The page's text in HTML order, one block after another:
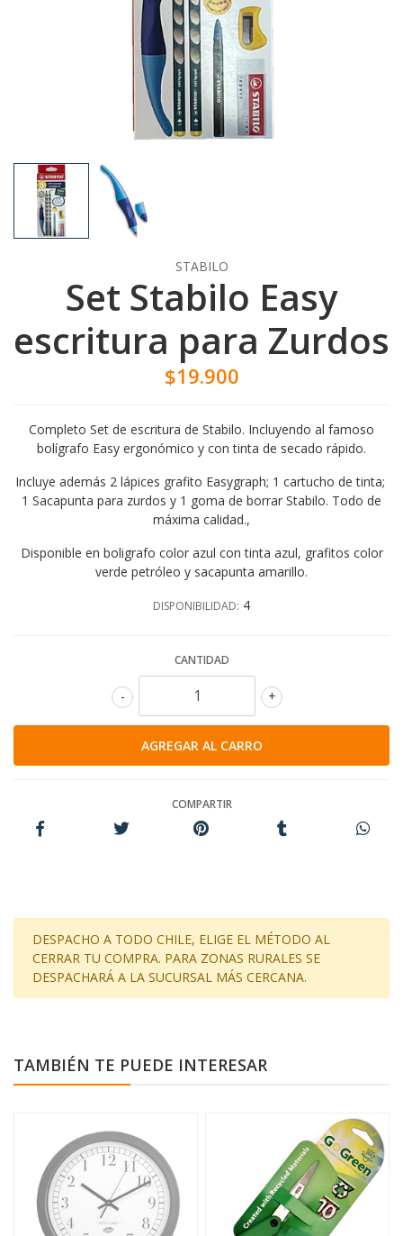
STABILO
Set Stabilo Easy
escritura para Zurdos
$19.900
Completo Set de escritura de Stabilo. Incluyendo al famoso
bolígrafo Easy ergonómico y con tinta de secado rápido.
Incluye además 2 lápices grafito Easygraph; 1 cartucho de tinta;
1 Sacapunta para zurdos y 1 goma de borrar Stabilo. Todo de
máxima calidad.,
Disponible en boligrafo color azul con tinta azul, grafitos color
verde petróleo y sacapunta amarillo.
DISPONIBILIDAD: 4
CANTIDAD
+
-
COMPARTIR
DESPACHO A TODO CHILE, ELIGE EL MÉTODO AL
CERRAR TU COMPRA. PARA ZONAS RURALES SE
DESPACHARÁ A LA SUCURSAL MÁS CERCANA.
TAMBIÉN TE PUEDE INTERESAR